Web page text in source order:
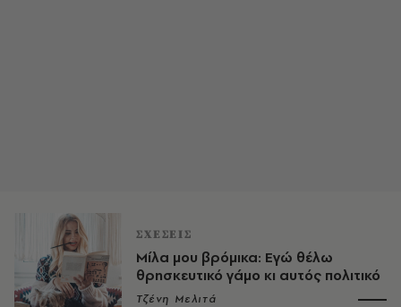
ΣΧΕΣΕΙΣ
Μίλα μου βρόμικα: Εγώ θέλω
θρησκευτικό γάμο κι αυτός πολιτικό
Τζένη Μελιτά